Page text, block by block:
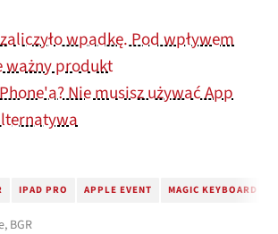
wpadkę. Pod wpływem
ważny produkt
Nie musisz używać App
IPAD PRO APPLE EVENT MAGIC KEYBOARD
BGR